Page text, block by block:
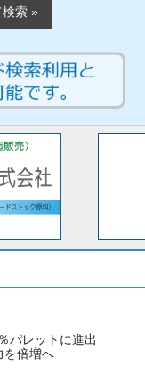
検索 »
パレットに進出
を倍増へ